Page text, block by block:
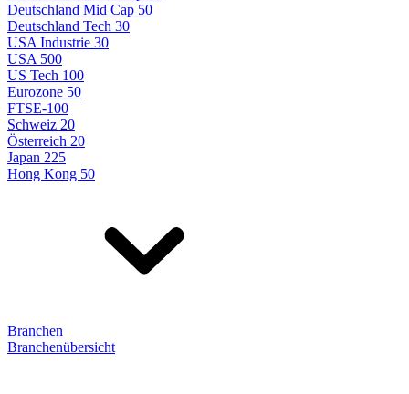
Deutschland Mid Cap 50
Deutschland Tech 30
USA Industrie 30
USA 500
US Tech 100
Eurozone 50
FTSE-100
Schweiz 20
Österreich 20
Japan 225
Hong Kong 50
Branchen
Branchenübersicht